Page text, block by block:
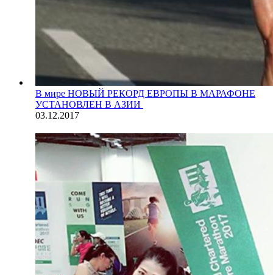
В мире НОВЫЙ РЕКОРД ЕВРОПЫ В МАРАФОНЕ
УСТАНОВЛЕН В АЗИИ
03.12.2017